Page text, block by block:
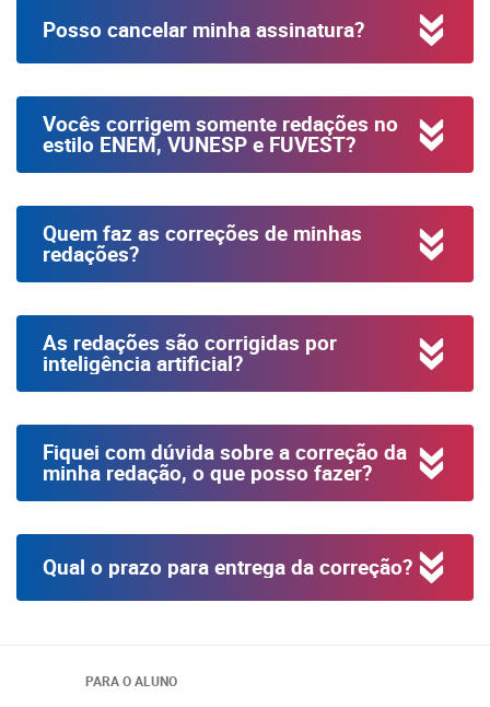
Posso cancelar minha assinatura?
Vocês corrigem somente redações no
estilo ENEM, VUNESP e FUVEST?
Quem faz as correções de minhas
redações?
As redações são corrigidas por
inteligência artificial?
Fiquei com dúvida sobre a correção da
minha redação, o que posso fazer?
Qual o prazo para entrega da correção?
PARA O ALUNO